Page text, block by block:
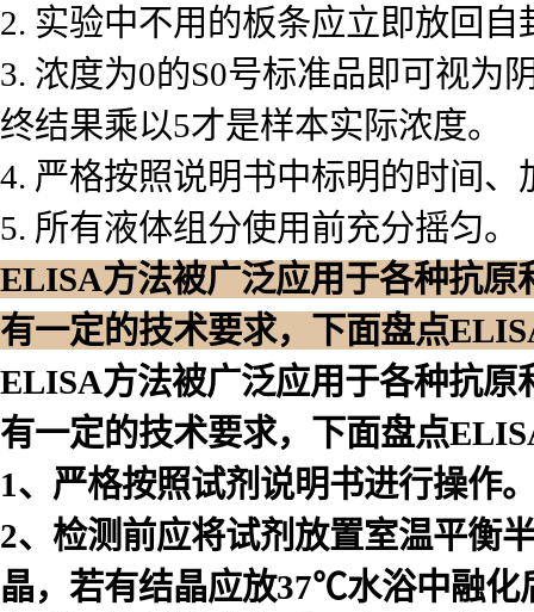
2. 实验中不用的板条应立即放回
3. 浓度为0的S0号标准品即可视为
终结果乘以5才是样本实际浓度。
4. 严格按照说明书中标明的时间
5. 所有液体组分使用前充分摇匀。
ELISA方法被广泛应用于各种抗
有一定的技术要求，下面盘点
ELISA方法被广泛应用于各种抗
有一定的技术要求，下面盘点
1、严格按照试剂说明书进行操作
2、检测前应将试剂放置室温平衡
晶，若有结晶应放37℃水浴中融化